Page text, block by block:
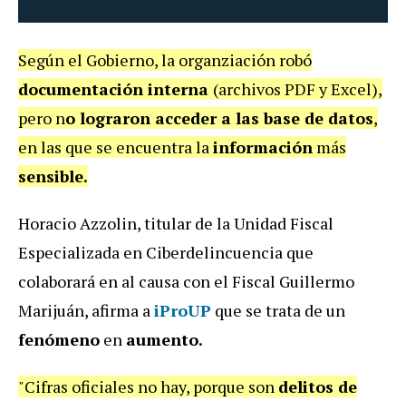
Según el Gobierno, la organziación robó
documentación interna (archivos PDF y Excel),
pero no lograron acceder a las base de datos,
en las que se encuentra la información más
sensible.
Horacio Azzolin, titular de la Unidad Fiscal
Especializada en Ciberdelincuencia que
colaborará en al causa con el Fiscal Guillermo
Marijuán, afirma a iProUP que se trata de un
fenómeno en aumento.
"Cifras oficiales no hay, porque son delitos de